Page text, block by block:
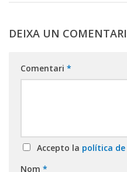
DEIXA UN COMENTARI
Comentari *
Accepto la política
Nom *